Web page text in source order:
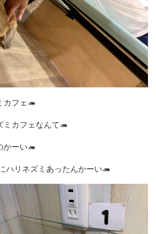
カフェ🦔
ミカフェなんて🦔
かーい🦔
ハリネズミあったんかーい🦔